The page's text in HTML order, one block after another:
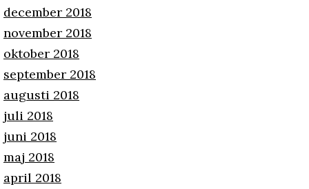
december 2018
november 2018
oktober 2018
september 2018
augusti 2018
juli 2018
juni 2018
maj 2018
april 2018